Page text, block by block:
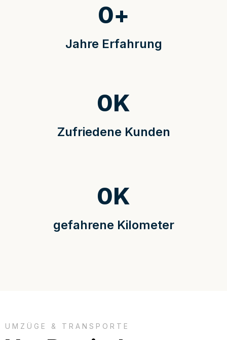
Jahre Erfahrung
0+
Zufriedene Kunden
0K
gefahrene Kilometer
0K
UMZÜGE & TRANSPORTE